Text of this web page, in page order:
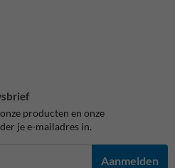
producten en onze
je e-mailadres in.
Aanmelden